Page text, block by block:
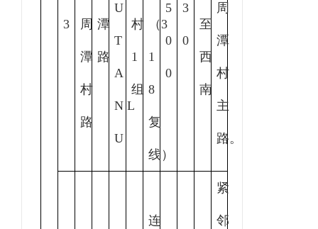
3 周
潭
村
路
潭
路
U
T
A
N L
U
村
1
组
（3
1
8
复
线）
5
0
0
3
0
至
西
南
周
潭
村
主
路。
连
紧
邻